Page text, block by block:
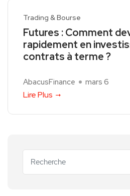
Trading & Bourse
Futures : Comment
rapidement en
contrats à terme ?
AbacusFinance mars 6
Lire Plus